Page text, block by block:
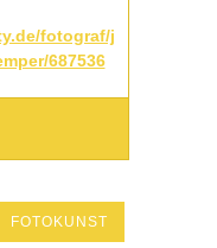
fotograf/j
687536
FOTOKUNST